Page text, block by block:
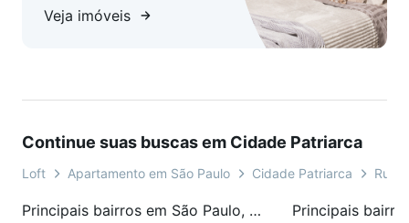
Veja imóveis
Continue suas buscas em Cidade Patriarca
Loft Apartamento em São Paulo Cidade Patriarca Rua
Principais bairros em São Paulo, SP